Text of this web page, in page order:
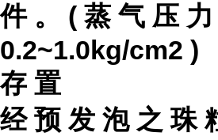
件 。 ( 蒸 气 压 力
0.2~1.0kg/cm2 )
存 置
经 预 发 泡 之 珠